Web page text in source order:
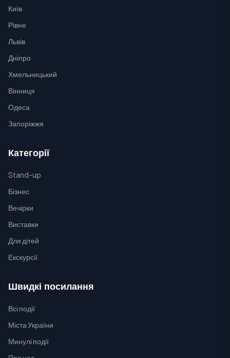
Київ
Рівне
Львів
Дніпро
Хмельницький
Вінниця
Одеса
Запоріжжя
Категорії
Stand-up
Бізнес
Вечірки
Виставки
Для дітей
Екскурсії
Швидкі посилання
Всі події
Міста України
Минулі події